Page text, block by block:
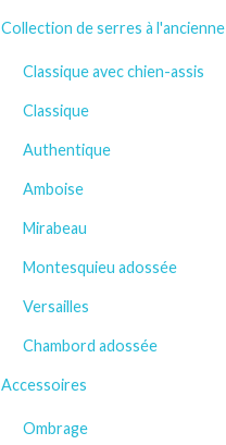
Collection de serres à l'ancienne
Classique avec chien-assis
Classique
Authentique
Amboise
Mirabeau
Montesquieu adossée
Versailles
Chambord adossée
Accessoires
Ombrage